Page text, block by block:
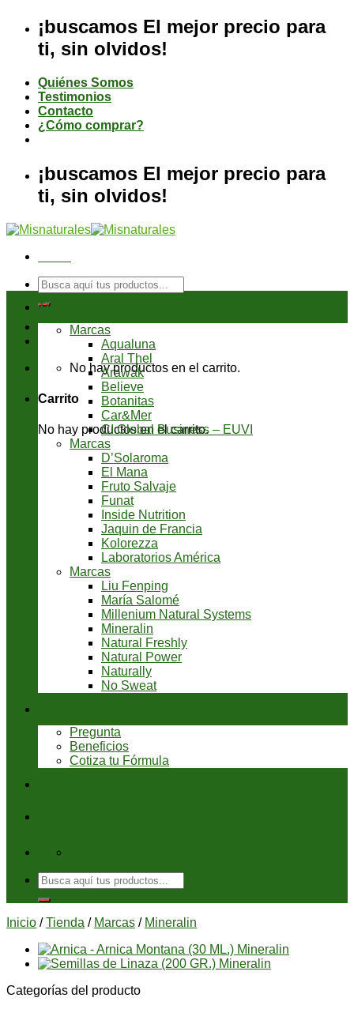
contenido
¡buscamos El mejor precio para
ti, sin olvidos!
Quiénes Somos
Testimonios
Contacto
¿Cómo comprar?
¡buscamos El mejor precio para
ti, sin olvidos!
Buscar
por:
No hay productos en el carrito.
Carrito
No hay productos en el carrito.
Tienda
Marcas
Aqualuna
Aral Thel
Arawak
Believe
Botanitas
Car&Mer
CI Global Business – EUVI
Marcas
D’Solaroma
El Mana
Fruto Salvaje
Funat
Inside Nutrition
Jaquin de Francia
Kolorezza
Laboratorios América
Marcas
Liu Fenping
María Salomé
Millenium Natural Systems
Mineralin
Natural Freshly
Natural Power
Naturally
No Sweat
Pregunta
Beneficios
Cotiza tu Fórmula
Buscar
por:
Inicio / Tienda / Marcas / Mineralin
Categorías del producto